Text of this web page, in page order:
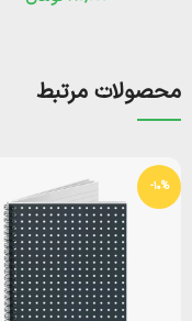
محصولات مرتبط
-10%